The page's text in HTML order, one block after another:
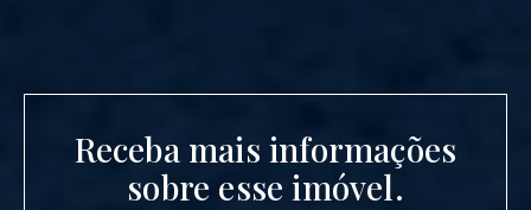
Receba mais informações
sobre esse imóvel.